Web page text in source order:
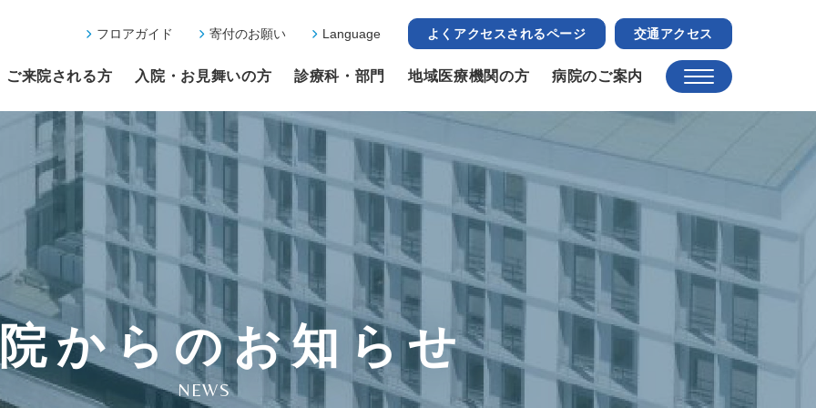
フロアガイド 寄付のお願い Language よくアクセスされるページ 交通アクセス
ご来院される方 入院・お見舞いの方 診療科・部門 地域医療機関の方 病院のご案内
からのお知らせ
NEWS